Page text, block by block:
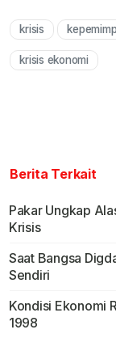
krisis
krisis ekonomi
Berita Terkait
Pakar Ungkap
Krisis
Saat Bangsa
Sendiri
Kondisi Ekonomi
1998